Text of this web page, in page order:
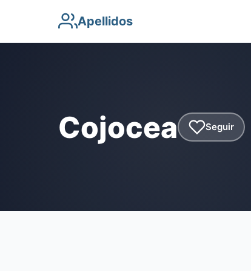
Apellidos
Cojocea Seguir